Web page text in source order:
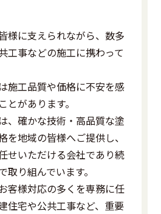
様に支えられながら、数多
工事などの施工に携わって
施工品質や価格に不安を感
とがあります。
、確かな技術・高品質な塗
を地域の皆様へご提供し、
せいただける会社であり続
取り組んでいます。
客様対応の多くを専務に任
住宅や公共工事など、重要